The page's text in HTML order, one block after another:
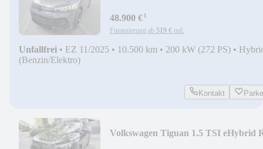
48.900 €¹
Finanzierung ab 519 € mtl.
Unfallfrei • EZ 11/2025 • 10.500 km • 200 kW (272 PS) •
(Benzin/Elektro)
Kontakt
Volkswagen Tiguan 1.5 TSI eHybrid